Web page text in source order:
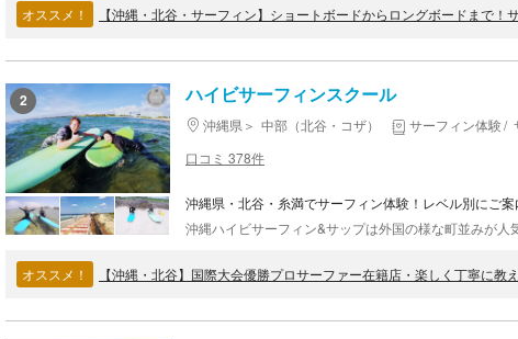
オススメ！ 【沖縄・北谷・サーフィン】ショートボードからロングボードまで！
2 ハイビサーフィンスクール
沖縄県 中部（北谷・コザ） サーフィン体験
口コミ 378件
沖縄県・北谷・糸満でサーフィン体験！レベル別にご案
オススメ！